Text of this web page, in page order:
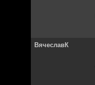
ВячеславК